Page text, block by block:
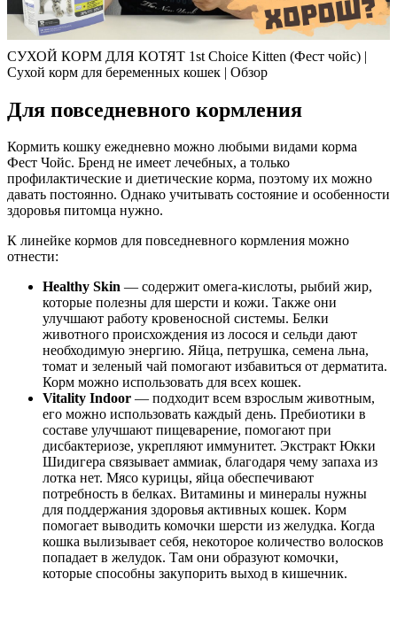
СУХОЙ КОРМ ДЛЯ КОТЯТ 1st Choice Kitten (Фест чойс) |
Сухой корм для беременных кошек | Обзор
Для повседневного кормления
Кормить кошку ежедневно можно любыми видами корма
Фест Чойс. Бренд не имеет лечебных, а только
профилактические и диетические корма, поэтому их можно
давать постоянно. Однако учитывать состояние и особенности
здоровья питомца нужно.
К линейке кормов для повседневного кормления можно
отнести:
Healthy Skin — содержит омега-кислоты, рыбий жир,
которые полезны для шерсти и кожи. Также они
улучшают работу кровеносной системы. Белки
животного происхождения из лосося и сельди дают
необходимую энергию. Яйца, петрушка, семена льна,
томат и зеленый чай помогают избавиться от дерматита.
Корм можно использовать для всех кошек.
Vitality Indoor — подходит всем взрослым животным,
его можно использовать каждый день. Пребиотики в
составе улучшают пищеварение, помогают при
дисбактериозе, укрепляют иммунитет. Экстракт Юкки
Шидигера связывает аммиак, благодаря чему запаха из
лотка нет. Мясо курицы, яйца обеспечивают
потребность в белках. Витамины и минералы нужны
для поддержания здоровья активных кошек. Корм
помогает выводить комочки шерсти из желудка. Когда
кошка вылизывает себя, некоторое количество волосков
попадает в желудок. Там они образуют комочки,
которые способны закупорить выход в кишечник.